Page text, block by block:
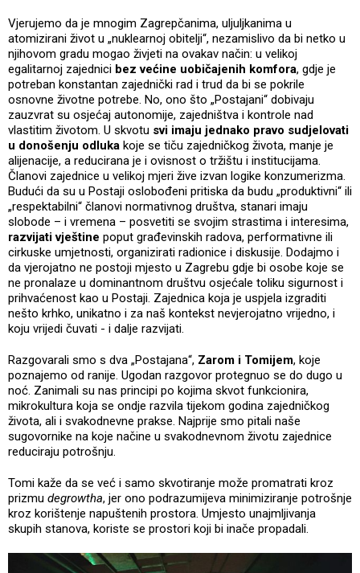
Vjerujemo da je mnogim Zagrepčanima, uljuljkanima u
atomizirani život u „nuklearnoj obitelji“, nezamislivo da bi netko u
njihovom gradu mogao živjeti na ovakav način: u velikoj
egalitarnoj zajednici bez većine uobičajenih komfora, gdje je
potreban konstantan zajednički rad i trud da bi se pokrile
osnovne životne potrebe. No, ono što „Postajani“ dobivaju
zauzvrat su osjećaj autonomije, zajedništva i kontrole nad
vlastitim životom. U skvotu svi imaju jednako pravo sudjelovati
u donošenju odluka koje se tiču zajedničkog života, manje je
alijenacije, a reducirana je i ovisnost o tržištu i institucijama.
Članovi zajednice u velikoj mjeri žive izvan logike konzumerizma.
Budući da su u Postaji oslobođeni pritiska da budu „produktivni“ ili
„respektabilni“ članovi normativnog društva, stanari imaju
slobode – i vremena – posvetiti se svojim strastima i interesima,
razvijati vještine poput građevinskih radova, performativne ili
cirkuske umjetnosti, organizirati radionice i diskusije. Dodajmo i
da vjerojatno ne postoji mjesto u Zagrebu gdje bi osobe koje se
ne pronalaze u dominantnom društvu osjećale toliku sigurnost i
prihvaćenost kao u Postaji. Zajednica koja je uspjela izgraditi
nešto krhko, unikatno i za naš kontekst nevjerojatno vrijedno, i
koju vrijedi čuvati - i dalje razvijati.
Razgovarali smo s dva „Postajana“, Zarom i Tomijem, koje
poznajemo od ranije. Ugodan razgovor protegnuo se do dugo u
noć. Zanimali su nas principi po kojima skvot funkcionira,
mikrokultura koja se ondje razvila tijekom godina zajedničkog
života, ali i svakodnevne prakse. Najprije smo pitali naše
sugovornike na koje načine u svakodnevnom životu zajednice
reduciraju potrošnju.
Tomi kaže da se već i samo skvotiranje može promatrati kroz
prizmu degrowtha, jer ono podrazumijeva minimiziranje potrošnje
kroz korištenje napuštenih prostora. Umjesto unajmljivanja
skupih stanova, koriste se prostori koji bi inače propadali.